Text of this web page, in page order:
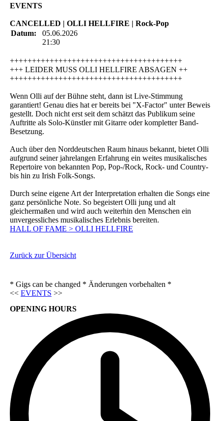
EVENTS
CANCELLED | OLLI HELLFIRE | Rock-Pop
Datum:
05.06.2026
21:30
+++++++++++++++++++++++++++++++++++++++
+++ LEIDER MUSS OLLI HELLFIRE ABSAGEN ++
+++++++++++++++++++++++++++++++++++++++
Wenn Olli auf der Bühne steht, dann ist Live-Stimmung
garantiert! Genau dies hat er bereits bei "X-Factor" unter Beweis
gestellt. Doch nicht erst seit dem schätzt das Publikum seine
Auftritte als Solo-Künstler mit Gitarre oder kompletter Band-
Besetzung.
Auch über den Norddeutschen Raum hinaus bekannt, bietet Olli
aufgrund seiner jahrelangen Erfahrung ein weites musikalisches
Repertoire von bekannten Pop, Pop-/Rock, Rock- und Country-
bis hin zu Irish Folk-Songs.
Durch seine eigene Art der Interpretation erhalten die Songs eine
ganz persönliche Note. So begeistert Olli jung und alt
gleichermaßen und wird auch weiterhin den Menschen ein
unvergessliches musikalisches Erlebnis bereiten.
HALL OF FAME > OLLI HELLFIRE
Zurück zur Übersicht
* Gigs can be changed * Änderungen vorbehalten *
<< EVENTS >>
OPENING HOURS